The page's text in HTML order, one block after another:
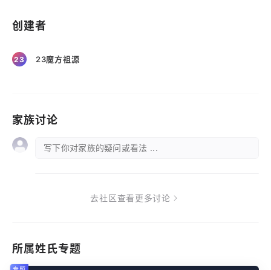
创建者
23 23魔方祖源
家族讨论
写下你对家族的疑问或看法 ...
去社区查看更多讨论
所属姓氏专题